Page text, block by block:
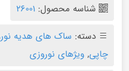
شناسه محصول: 26001
دسته: ساک های هدیه
چاپی, ویژهای نوروزی